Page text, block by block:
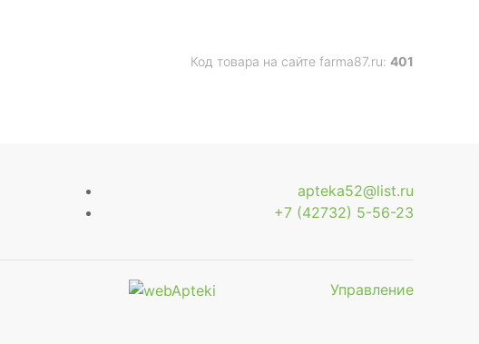
Код товара на сайте farma87.ru: 401
apteka52@list.ru
+7 (42732) 5-56-23
Управление